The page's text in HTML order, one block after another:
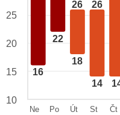
16
22
26
18
26
14
25
20
15
10
Ne
Po
Út
St
Čt